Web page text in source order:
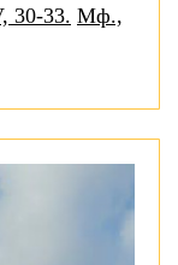
30-33. Мф.,